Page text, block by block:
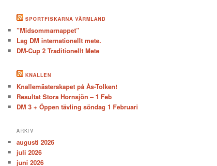
SPORTFISKARNA VÄRMLAND
”Midsommarnappet”
Lag DM internationellt mete.
DM-Cup 2 Traditionellt Mete
KNALLEN
Knallemästerskapet på Ås-Tolken!
Resultat Stora Hornsjön – 1 Feb
DM 3 + Öppen tävling söndag 1 Februari
ARKIV
augusti 2026
juli 2026
juni 2026